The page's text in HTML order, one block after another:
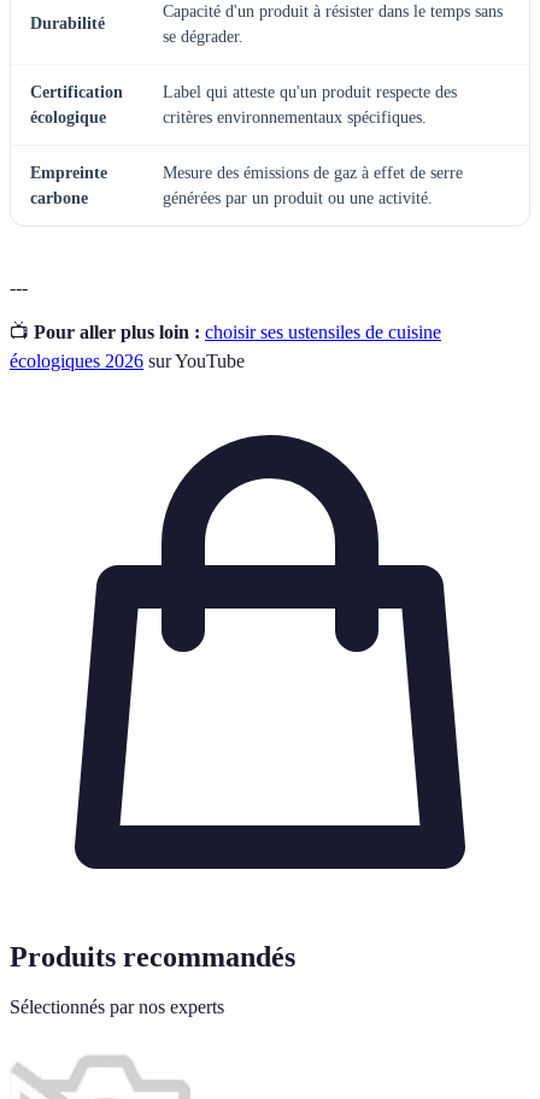
Durabilité
Capacité d'un produit à résister dans le temps sans
se dégrader.
Certification
écologique
Label qui atteste qu'un produit respecte des
critères environnementaux spécifiques.
Empreinte
carbone
Mesure des émissions de gaz à effet de serre
générées par un produit ou une activité.
---
📺 Pour aller plus loin : choisir ses ustensiles de cuisine
écologiques 2026 sur YouTube
Produits recommandés
Sélectionnés par nos experts